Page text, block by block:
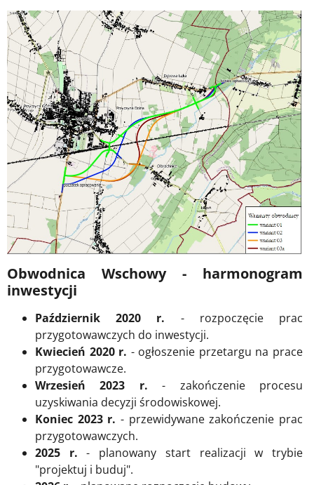
Obwodnica Wschowy - harmonogram
inwestycji
Październik 2020 r.
- rozpoczęcie prac
przygotowawczych do inwestycji.
Kwiecień 2020 r. - ogłoszenie przetargu na prace
przygotowawcze.
Wrzesień 2023 r.
- zakończenie procesu
uzyskiwania decyzji środowiskowej.
Koniec 2023 r. - przewidywane zakończenie prac
przygotowawczych.
2025 r.
- planowany start realizacji w trybie
"projektuj i buduj".